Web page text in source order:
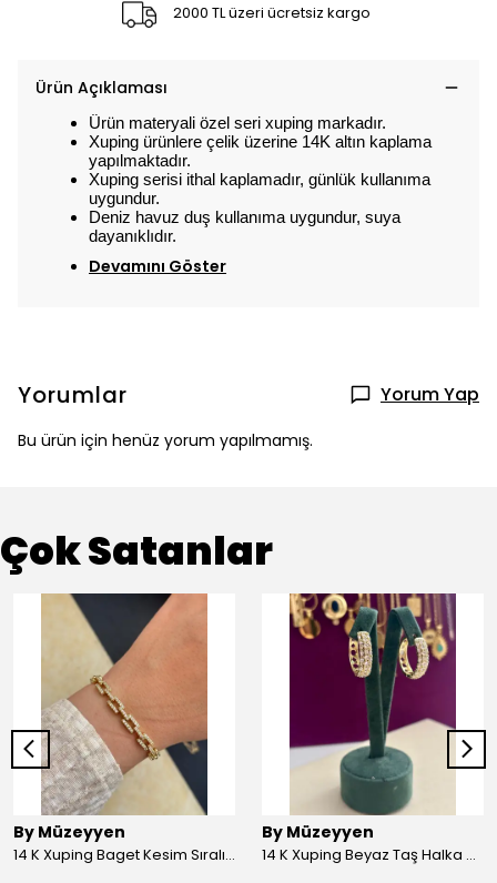
2000 TL üzeri ücretsiz kargo
Ürün Açıklaması
Ürün materyali özel seri xuping markadır.
Xuping ürünlere çelik üzerine 14K altın kaplama
yapılmaktadır.
Xuping serisi ithal kaplamadır, günlük kullanıma
uygundur.
Deniz havuz duş kullanıma uygundur, suya
dayanıklıdır.
Devamını Göster
Yorumlar Yorum Yap
Bu ürün için henüz yorum yapılmamış.
Çok Satanlar
By Müzeyyen
14 K Xuping Baget Kesim Sıralı Bileklik
By Müzeyyen
14 K Xuping Beyaz Taş Halka Küpe